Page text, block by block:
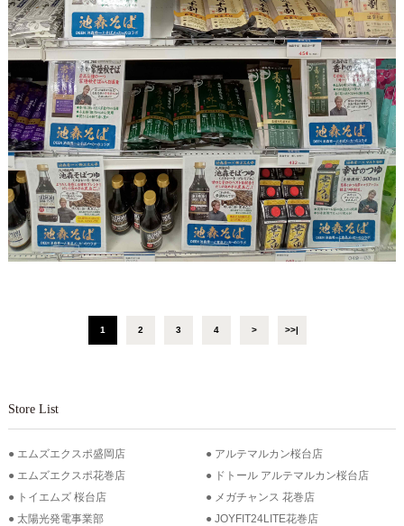
1 2 3 4 > >>|
Store List
エムズエクスポ盛岡店
アルテマルカン桜台店
エムズエクスポ花巻店
ドトール アルテマルカン桜台店
トイエムズ 桜台店
メガチャンス 花巻店
太陽光発電事業部
JOYFIT24LITE花巻店